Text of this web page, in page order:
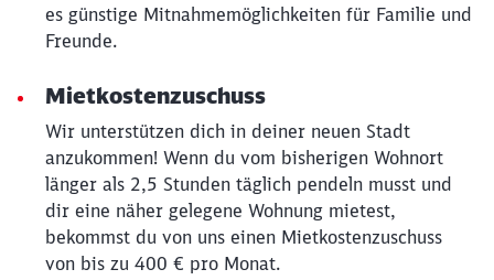
es günstige Mitnahmemöglichkeiten für Familie und
Freunde.
Mietkostenzuschuss
Wir unterstützen dich in deiner neuen Stadt
anzukommen! Wenn du vom bisherigen Wohnort
länger als 2,5 Stunden täglich pendeln musst und
dir eine näher gelegene Wohnung mietest,
bekommst du von uns einen Mietkostenzuschuss
von bis zu 400 € pro Monat.
Schließen
Möchten Sie zuweitergeleitet
werden?
Abbrechen